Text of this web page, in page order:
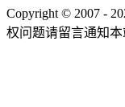
Copyright © 2007 -
权问题请留言通知